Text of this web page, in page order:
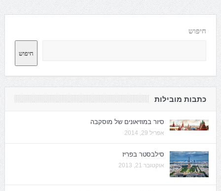
חיפוש
חיפוש
כתבות מובילות
סיור במוזיאונים של מוסקבה
אפריל 29, 2014
סילבסטר בפריז
אוקטובר 21, 2013